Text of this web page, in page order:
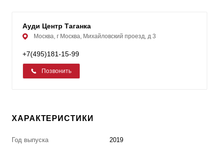
Ауди Центр Таганка
Москва, г Москва, Михайловский проезд, д 3
+7(495)181-15-99
Позвонить
ХАРАКТЕРИСТИКИ
Год выпуска
2019